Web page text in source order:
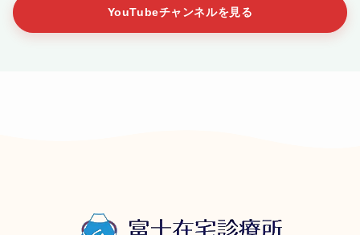
YouTubeチャンネルを見る